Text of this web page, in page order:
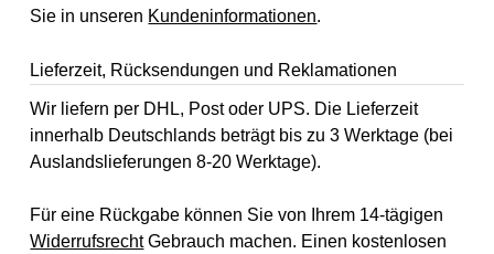
Sie in unseren Kundeninformationen.
Lieferzeit, Rücksendungen und Reklamationen
Wir liefern per DHL, Post oder UPS. Die Lieferzeit
innerhalb Deutschlands beträgt bis zu 3 Werktage (bei
Auslandslieferungen 8-20 Werktage).
Für eine Rückgabe können Sie von Ihrem 14-tägigen
WiderrufsrechtGebrauch machen. Einen kostenlosen